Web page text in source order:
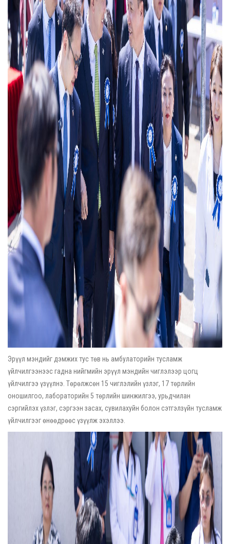
Эрүүл мэндийг дэмжих тус төв нь амбулаторийн тусламж
үйлчилгээнээс гадна нийгмийн эрүүл мэндийн чиглэлээр цогц
үйлчилгээ үзүүлнэ. Төрөлжсөн 15 чиглэлийн үзлэг, 17 төрлийн
оношилгоо, лабораторийн 5 төрлийн шинжилгээ, урьдчилан
сэргийлэх үзлэг, сэргээн засах, сувилахуйн болон сэтгэлзүйн тусламж
үйлчилгээг өнөөдрөөс үзүүлж эхэллээ.